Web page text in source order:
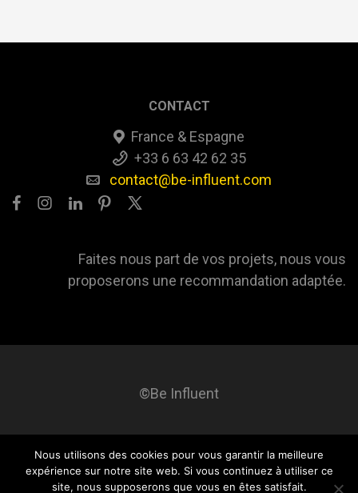
CONTACT
France & Espagne
+33 6 63 42 62 35
contact@be-influent.com
Faites nous part de vos projets, nous vous
proposerons une recommandation adaptée.
©Be Influent
Be influent A propos Blog Contact Mentions légales
Nous utilisons des cookies pour vous garantir la meilleure
expérience sur notre site web. Si vous continuez à utiliser ce
site, nous supposerons que vous en êtes satisfait.